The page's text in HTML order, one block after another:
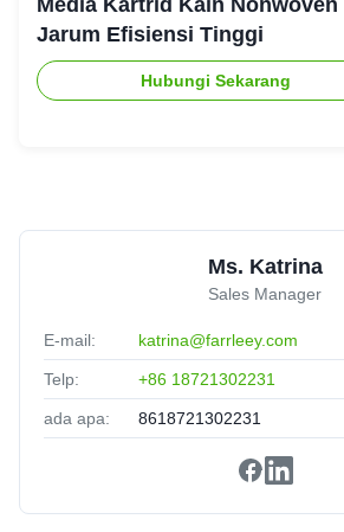
Fast delivery and reliable quality
D
David Taylor
Media Kartrid Kain Nonwoven
Jarum Efisiensi Tinggi
Hubungi Sekarang
Ms. Katrina
Sales Manager
E-mail: katrina@farrleey.com
Telp: +86 18721302231
ada apa: 8618721302231